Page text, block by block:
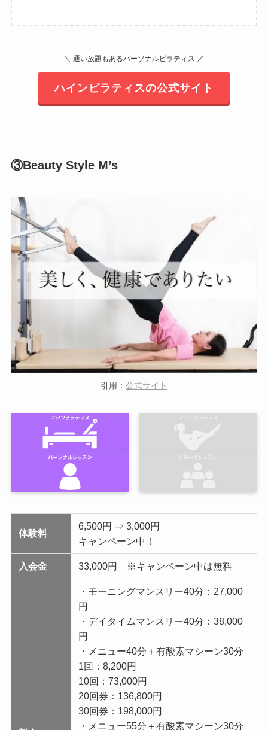
＼ 通い放題もあるパーソナルピラティス ／
ハインピラティスの公式サイト
③Beauty Style M’s
引用： 公式サイト
体験料
6,500円 ⇒ 3,000円
キャンペーン中！
入会金 33,000円 ※キャンペーン中は無料
・モーニングマンスリー40分：27,000
円
・デイタイムマンスリー40分：38,000
円
・メニュー40分＋有酸素マシーン30分
1回：8,200円
10回：73,000円
20回券：136,800円
30回券：198,000円
・メニュー55分＋有酸素マシーン30分